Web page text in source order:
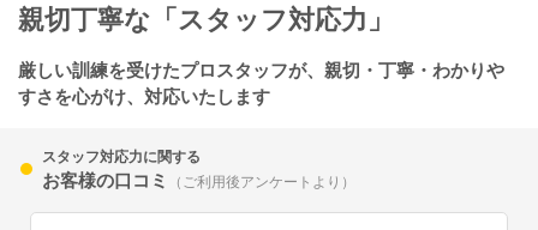
親切丁寧な「スタッフ対応力」
厳しい訓練を受けたプロスタッフが、親切・丁寧・わかりや
すさを心がけ、対応いたします
スタッフ対応力に関する
お客様の口コミ （ご利用後アンケートより）